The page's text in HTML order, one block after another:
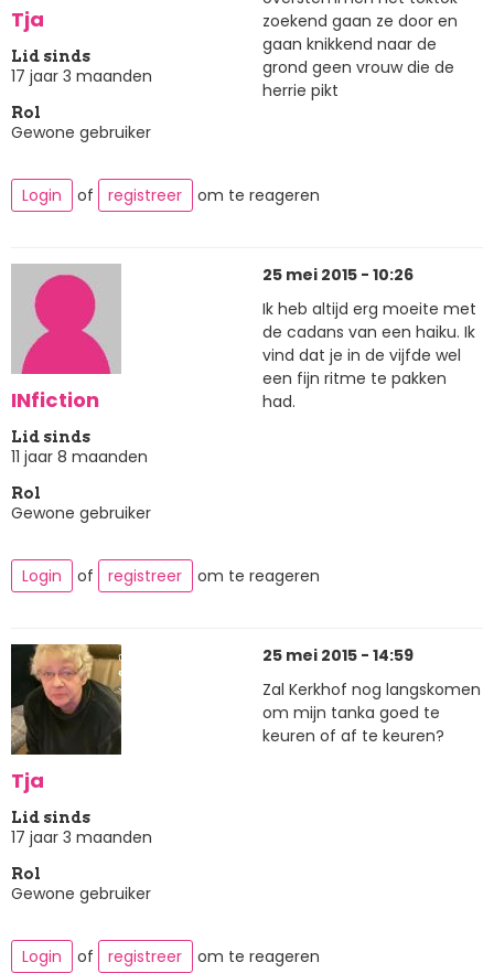
Tja
Lid sinds
17 jaar 3 maanden
Rol
Gewone gebruiker
zoekend gaan ze door en
gaan knikkend naar de
grond geen vrouw die de
herrie pikt
Login of registreer om te reageren
INfiction
Lid sinds
11 jaar 8 maanden
Rol
Gewone gebruiker
25 mei 2015 - 10:26
Ik heb altijd erg moeite met
de cadans van een haiku. Ik
vind dat je in de vijfde wel
een fijn ritme te pakken
had.
Login of registreer om te reageren
Tja
Lid sinds
17 jaar 3 maanden
Rol
Gewone gebruiker
25 mei 2015 - 14:59
Zal Kerkhof nog langskomen
om mijn tanka goed te
keuren of af te keuren?
Login of registreer om te reageren